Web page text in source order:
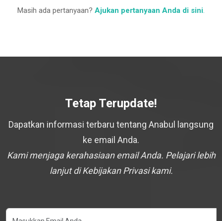
Masih ada pertanyaan? Ajukan pertanyaan Anda di sini.
Tetap Terupdate!
Dapatkan informasi terbaru tentang Anabul langsung
ke email Anda.
Kami menjaga kerahasiaan email Anda. Pelajari lebih
lanjut di Kebijakan Privasi kami.